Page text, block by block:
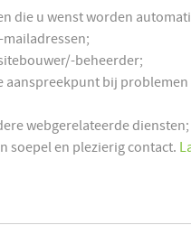
die u wenst worden
mailadressen;
beheerder;
aanspreekpunt bij
webgerelateerde diensten;
soepel en plezierig contact.